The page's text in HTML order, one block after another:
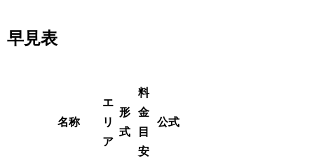
早見表
名称
エ
リ
ア
形
式
料
金
目
安
公式